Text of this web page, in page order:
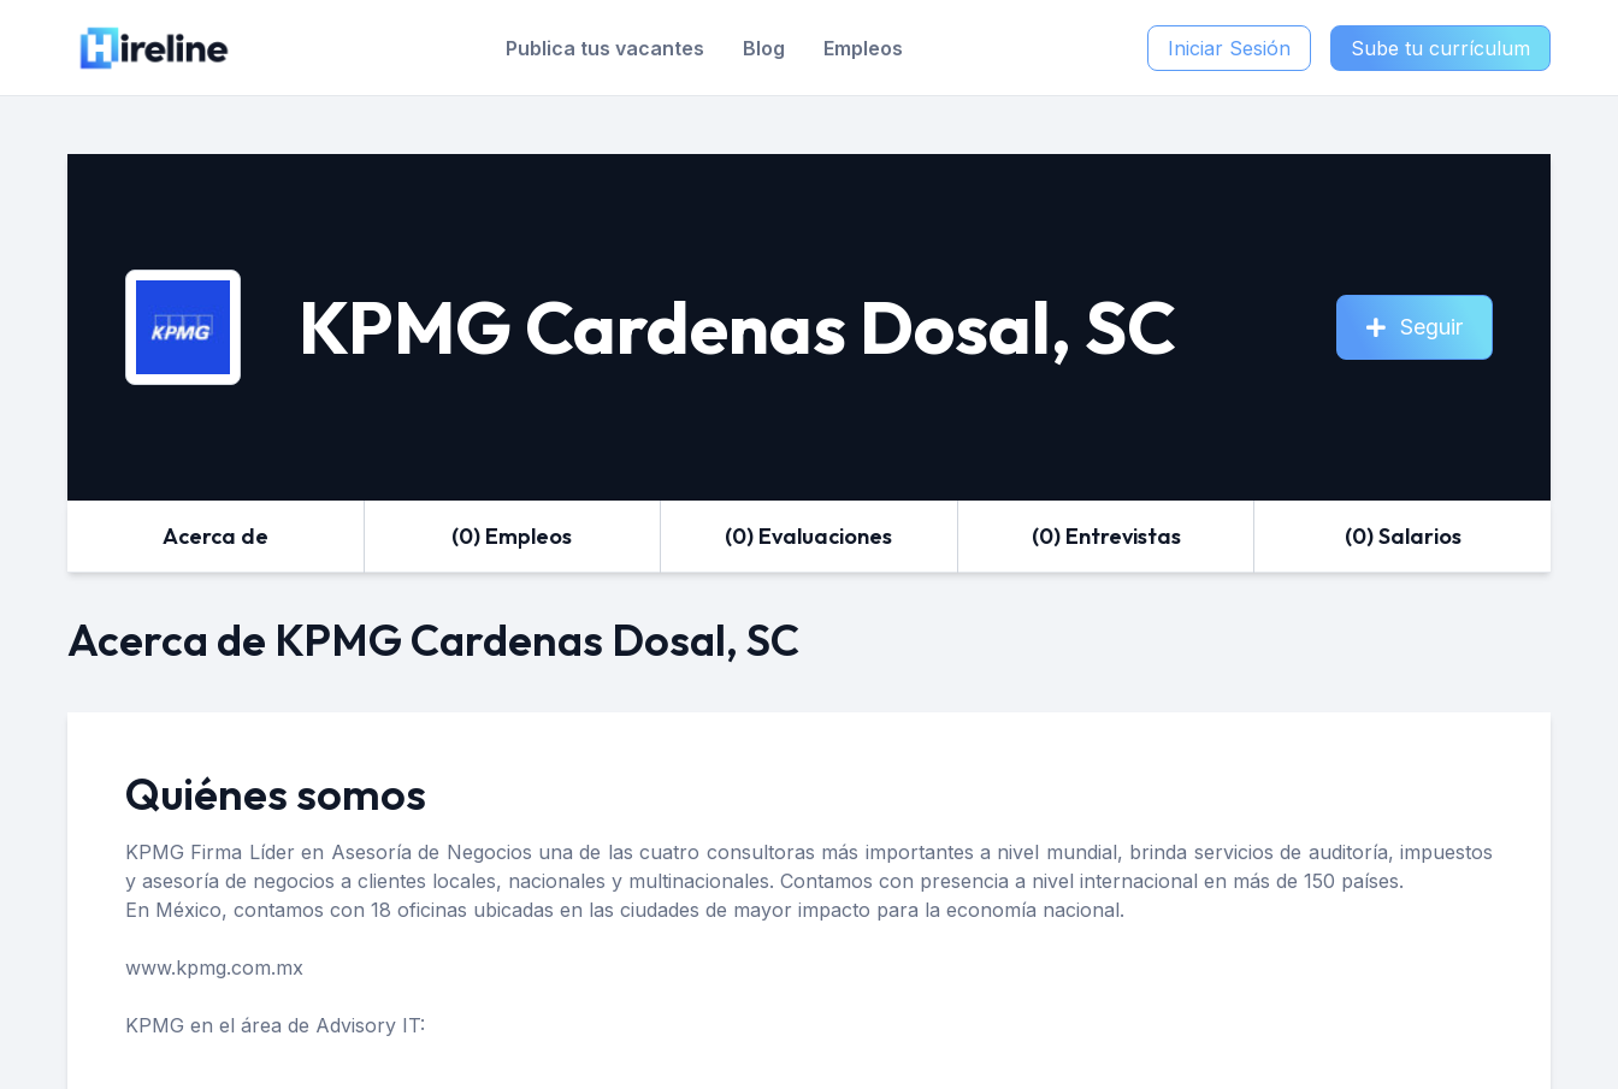
Publica tus vacantes Blog Empleos Iniciar Sesión Sube tu currículum
KPMG Cardenas Dosal, SC Seguir
Acerca de (0) Empleos (0) Evaluaciones (0) Entrevistas (0) Salarios
Acerca de KPMG Cardenas Dosal, SC
Quiénes somos
KPMG Firma Líder en Asesoría de Negocios una de las cuatro consultoras más importantes a nivel mundial, brinda servicios de auditoría, impuestos
y asesoría de negocios a clientes locales, nacionales y multinacionales. Contamos con presencia a nivel internacional en más de 150 países.
En México, contamos con 18 oficinas ubicadas en las ciudades de mayor impacto para la economía nacional.
www.kpmg.com.mx
KPMG en el área de Advisory IT: